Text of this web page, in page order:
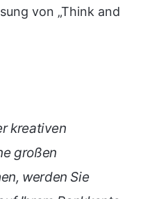
von „Think and
kreativen
großen
werden Sie